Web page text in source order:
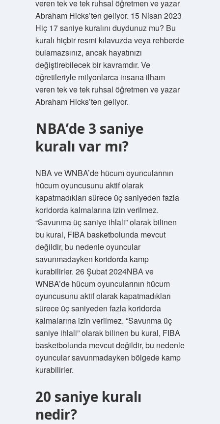
veren tek ve tek ruhsal öğretmen ve yazar
Abraham Hicks’ten geliyor. 15 Nisan 2023
Hiç 17 saniye kuralını duydunuz mu? Bu
kuralı hiçbir resmi kılavuzda veya rehberde
bulamazsınız, ancak hayatınızı
değiştirebilecek bir kavramdır. Ve
öğretileriyle milyonlarca insana ilham
veren tek ve tek ruhsal öğretmen ve yazar
Abraham Hicks’ten geliyor.
NBA’de 3 saniye
kuralı var mı?
NBA ve WNBA’de hücum oyuncularının
hücum oyuncusunu aktif olarak
kapatmadıkları sürece üç saniyeden fazla
koridorda kalmalarına izin verilmez.
“Savunma üç saniye ihlali” olarak bilinen
bu kural, FIBA ​​​​basketbolunda mevcut
değildir, bu nedenle oyuncular
savunmadayken koridorda kamp
kurabilirler. 26 Şubat 2024NBA ve
WNBA’de hücum oyuncularının hücum
oyuncusunu aktif olarak kapatmadıkları
sürece üç saniyeden fazla koridorda
kalmalarına izin verilmez. “Savunma üç
saniye ihlali” olarak bilinen bu kural, FIBA ​​​​
basketbolunda mevcut değildir, bu nedenle
oyuncular savunmadayken bölgede kamp
kurabilirler.
20 saniye kuralı
nedir?